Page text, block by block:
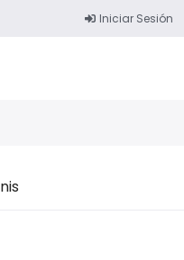
Iniciar Sesión